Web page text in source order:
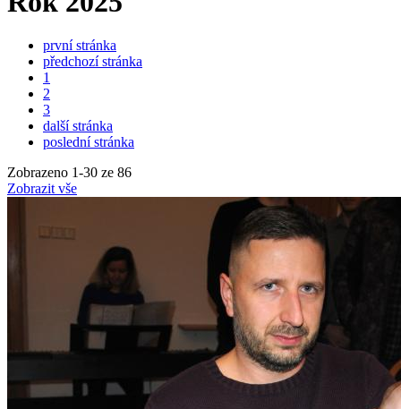
první stránka
předchozí stránka
1
2
3
další stránka
poslední stránka
Zobrazeno 1-30 ze 86
Zobrazit vše